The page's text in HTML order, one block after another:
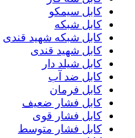
کابل سیمکو
کابل شبکه
کابل شبکه شهید قندی
کابل شهید قندی
کابل شیلد دار
کابل ضد آب
کابل فرمان
کابل فشار ضعیف
کابل فشار قوی
کابل فشار متوسط